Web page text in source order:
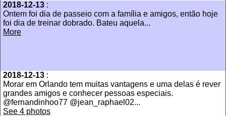
2018-12-13 :
Ontem foi dia de passeio com a família e amigos, então hoje
foi dia de treinar dobrado. Bateu aquela...
More
2018-12-13 :
Morar em Orlando tem muitas vantagens e uma delas é rever
grandes amigos e conhecer pessoas especiais.
@fernandinhoo77 @jean_raphael02...
See 4 photos